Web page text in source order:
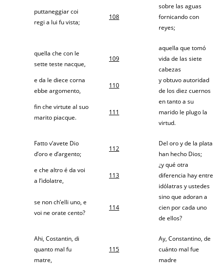
puttaneggiar coi
regi a lui fu vista;
108
sobre las aguas
fornicando con
reyes;
quella che con le
sette teste nacque,
109
aquella que tomó
vida de las siete
cabezas
e da le diece corna
ebbe argomento,
110
y obtuvo autoridad
de los diez cuernos
fin che virtute al suo
marito piacque.
111
en tanto a su
marido le plugo la
virtud.
Fatto v’avete Dio
d’oro e d’argento;
112
Del oro y de la plata
han hecho Dios;
e che altro é da voi
a l’idolatre,
113
¿y qué otra
diferencia hay entre
idólatras y ustedes
se non ch’elli uno, e
voi ne orate cento?
114
sino que adoran a
cien por cada uno
de ellos?
Ahi, Costantin, di
quanto mal fu
matre,
115
Ay, Constantino, de
cuánto mal fue
madre